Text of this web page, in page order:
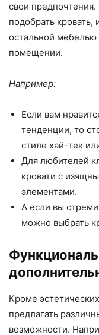
свои
подобрать
остальной
помещении.
Например:
Если вам
тенденции, то
стиле хай-тек
Для любителей
кровати с
элементами.
А если вы
можно выбрать
Кроме
предлагать
возможности.